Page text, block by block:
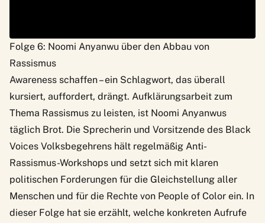
Folge 6: Noomi Anyanwu über den Abbau von
Rassismus
Awareness schaffen – ein Schlagwort, das überall
kursiert, auffordert, drängt. Aufklärungsarbeit zum
Thema Rassismus zu leisten, ist Noomi Anyanwus
täglich Brot. Die Sprecherin und Vorsitzende des Black
Voices Volksbegehrens hält regelmäßig Anti-
Rassismus-Workshops und setzt sich mit klaren
politischen Forderungen für die Gleichstellung aller
Menschen und für die Rechte von People of Color ein. In
dieser Folge hat sie erzählt, welche konkreten Aufrufe